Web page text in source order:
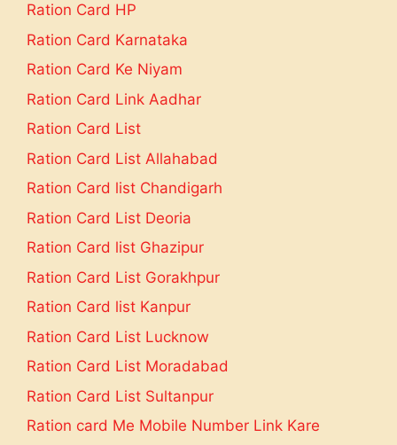
Ration Card HP
Ration Card Karnataka
Ration Card Ke Niyam
Ration Card Link Aadhar
Ration Card List
Ration Card List Allahabad
Ration Card list Chandigarh
Ration Card List Deoria
Ration Card list Ghazipur
Ration Card List Gorakhpur
Ration Card list Kanpur
Ration Card List Lucknow
Ration Card List Moradabad
Ration Card List Sultanpur
Ration card Me Mobile Number Link Kare